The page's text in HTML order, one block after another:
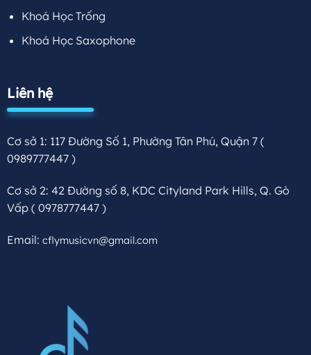
Khoá Học Trống
Khoá Học Saxophone
Liên hệ
Cơ sở 1: 117 Đường Số 1, Phường Tân Phú, Quận 7 (
0989777447 )
Cơ sở 2: 42 Đường số 8, KDC Cityland Park Hills, Q. Gò
Vấp( 0978777447 )
Email: cflymusicvn@gmail.com